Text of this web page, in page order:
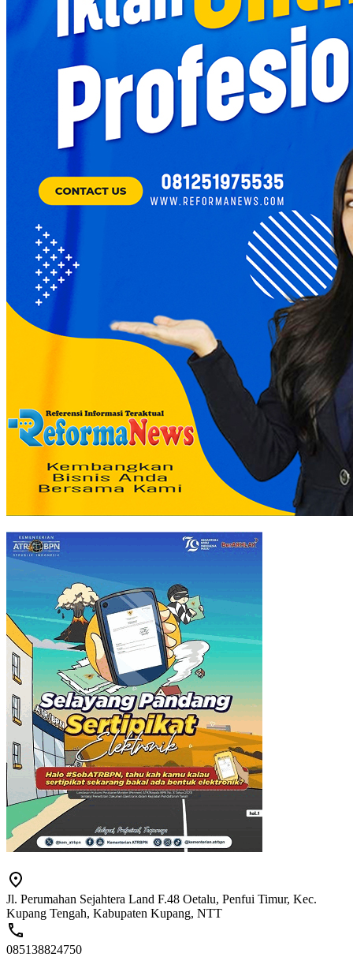
Jl. Perumahan Sejahtera Land F.48 Oetalu, Penfui Timur, Kec.
Kupang Tengah, Kabupaten Kupang, NTT
085138824750